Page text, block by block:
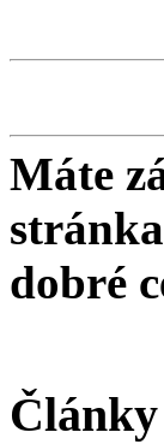
Máte
dobré
Články